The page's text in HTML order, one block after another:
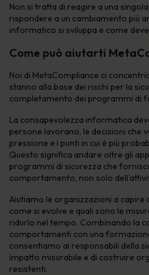
Non si tratta di reagire a una
rispondere a un cambiamento più
informatico si sviluppa e come
Come può aiutarti
Noi di MetaCompliance ci
stanno alla base dei rischi per la
completamento dei programmi di
La consapevolezza informatica
persone lavorano, le decisioni che
pressione e i punti in cui è più
Questo significa andare oltre gli
programmi di sicurezza che
comportamento, non solo
Aiutiamo le organizzazioni a capire
come si evolve e quali sono le
ridurlo nel tempo. Combinando la
comportamenti con una
consentiamo ai responsabili della
impatto misurabile e di costruire
resistenti.